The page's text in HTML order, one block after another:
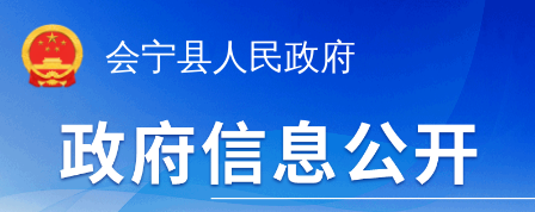
会宁县人民政府